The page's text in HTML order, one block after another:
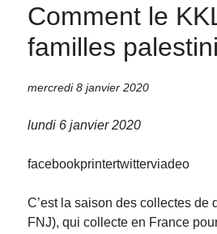
Comment le
familles
mercredi 8 janvier 2020
lundi 6 janvier 2020
facebookprintertwitterviadeo
C’est la saison des collectes de
FNJ), qui collecte en France